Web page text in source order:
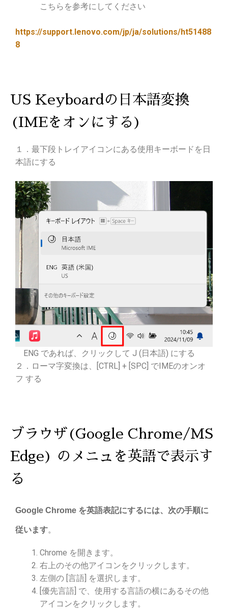
こちらを参考にしてください
https://support.lenovo.com/jp/ja/solutions/ht51488
8
US Keyboardの日本語変換
(IMEをオンにする)
１．最下段トレイアイコンにある使用キーボードを日
本語にする
ENG であれば、クリックして J (日本語) にする
２．ローマ字変換は、[CTRL] + [SPC] でIMEのオンオ
フ する
ブラウザ(Google Chrome/MS
Edge) のメニュを英語で表示す
る
Google Chrome を英語表記にするには、次の手順に
従います。
Chrome を開きます。
右上のその他アイコンをクリックします。
左側の [言語] を選択します。
[優先言語] で、使用する言語の横にあるその他
アイコンをクリックします。